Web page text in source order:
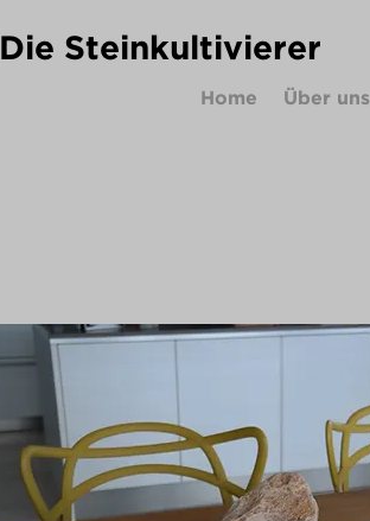
Die Steinkultivierer
Home Über uns